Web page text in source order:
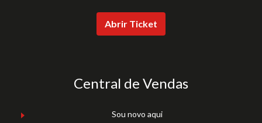
Abrir Ticket
Central de Vendas
Sou novo aqui